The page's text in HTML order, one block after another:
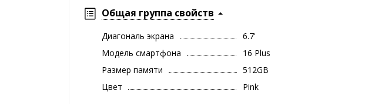
Общая группа свойств
Диагональ экрана
6.7'
Модель смартфона
16 Plus
Размер памяти
512GB
Цвет
Pink